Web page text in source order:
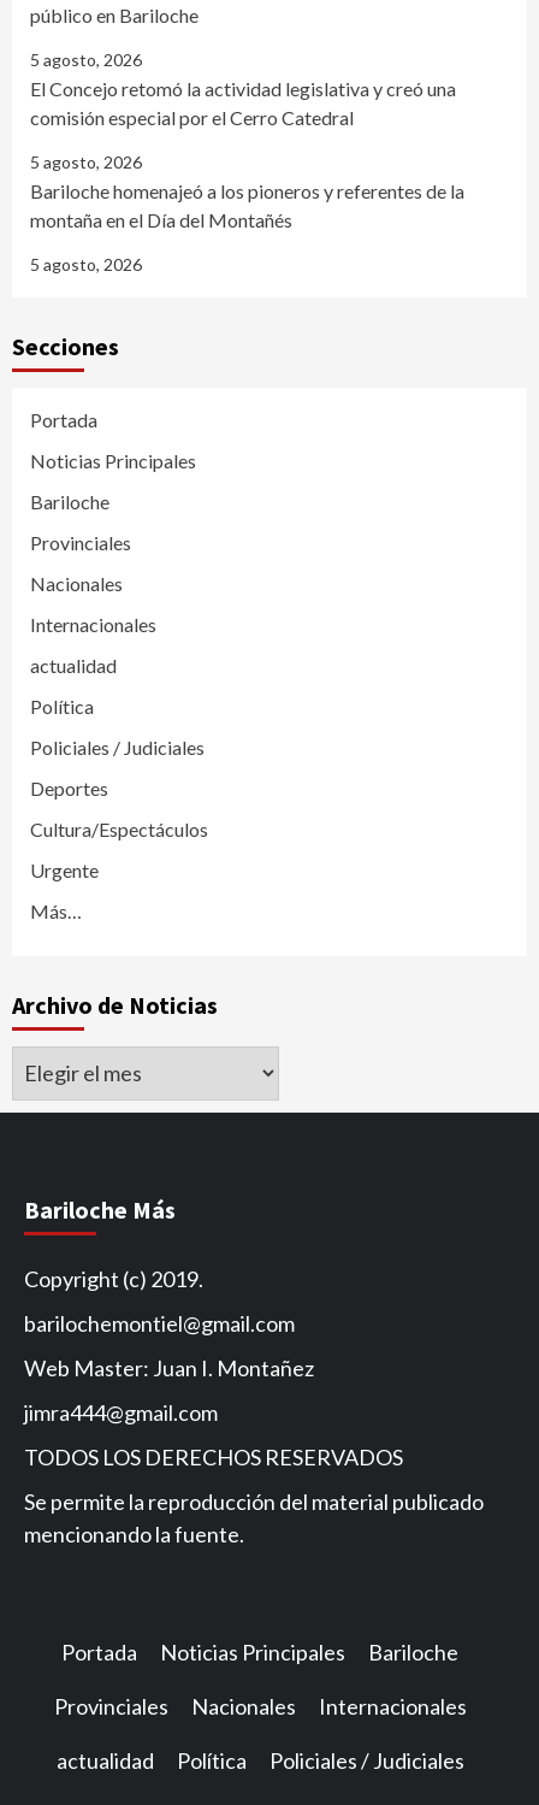
público en Bariloche
5 agosto, 2026
El Concejo retomó la actividad legislativa y creó una
comisión especial por el Cerro Catedral
5 agosto, 2026
Bariloche homenajeó a los pioneros y referentes de la
montaña en el Día del Montañés
5 agosto, 2026
Secciones
Portada
Noticias Principales
Bariloche
Provinciales
Nacionales
Internacionales
actualidad
Política
Policiales / Judiciales
Deportes
Cultura/Espectáculos
Urgente
Más…
Archivo de Noticias
Archivo
Bariloche Más
Copyright (c) 2019.
barilochemontiel@gmail.com
Web Master: Juan I. Montañez
jimra444@gmail.com
TODOS LOS DERECHOS RESERVADOS
Se permite la reproducción del material publicado
mencionando la fuente.
Portada Noticias Principales Bariloche
Provinciales Nacionales Internacionales
actualidad Política Policiales / Judiciales